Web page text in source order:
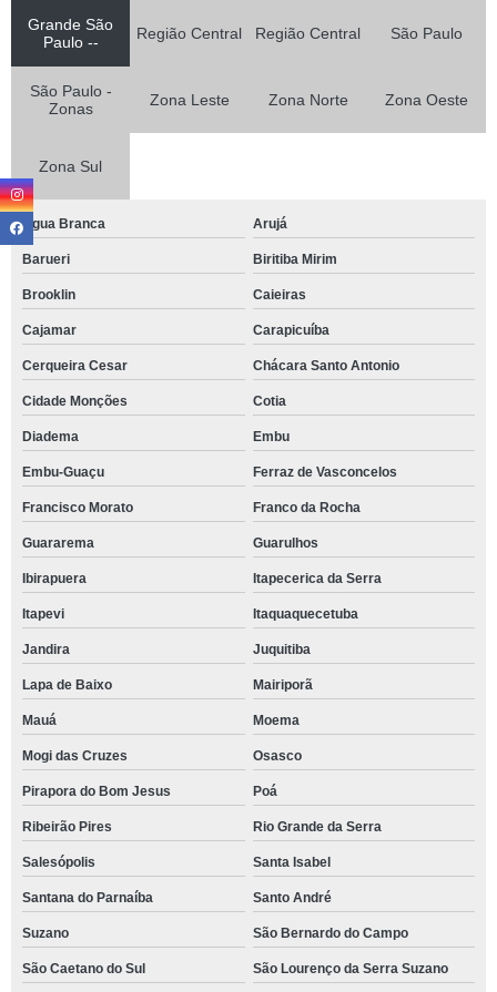
Grande São
Paulo --
Região Central Região Central São Paulo
São Paulo -
Zonas
Zona Leste Zona Norte Zona Oeste
Zona Sul
Agua Branca Arujá
Barueri Biritiba Mirim
Brooklin Caieiras
Cajamar Carapicuíba
Cerqueira Cesar Chácara Santo Antonio
Cidade Monções Cotia
Diadema Embu
Embu-Guaçu Ferraz de Vasconcelos
Francisco Morato Franco da Rocha
Guararema Guarulhos
Ibirapuera Itapecerica da Serra
Itapevi Itaquaquecetuba
Jandira Juquitiba
Lapa de Baixo Mairiporã
Mauá Moema
Mogi das Cruzes Osasco
Pirapora do Bom Jesus Poá
Ribeirão Pires Rio Grande da Serra
Salesópolis Santa Isabel
Santana do Parnaíba Santo André
Suzano São Bernardo do Campo
São Caetano do Sul São Lourenço da Serra Suzano